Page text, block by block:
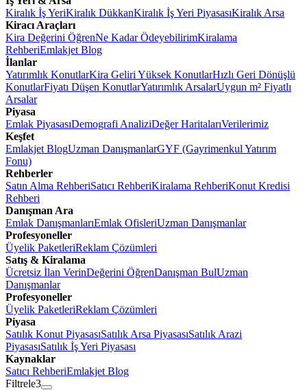
Kiralık İş YeriKiralık DükkanKiralık İş Yeri PiyasasıKiralık Arsa
Kiracı Araçları
Kira Değerini ÖğrenNe Kadar ÖdeyebilirimKiralama
RehberiEmlakjet Blog
İlanlar
Yatırımlık KonutlarKira Geliri Yüksek KonutlarHızlı Geri Dönüşlü
KonutlarFiyatı Düşen KonutlarYatırımlık ArsalarUygun m² Fiyatlı
Arsalar
Piyasa
Emlak PiyasasıDemografi AnaliziDeğer HaritalarıVerilerimiz
Keşfet
Emlakjet BlogUzman DanışmanlarGYF (Gayrimenkul Yatırım
Fonu)
Rehberler
Satın Alma RehberiSatıcı RehberiKiralama RehberiKonut Kredisi
Rehberi
Danışman Ara
Emlak DanışmanlarıEmlak OfisleriUzman Danışmanlar
Profesyoneller
Üyelik PaketleriReklam Çözümleri
Satış & Kiralama
Ücretsiz İlan VerinDeğerini ÖğrenDanışman BulUzman
Danışmanlar
Profesyoneller
Üyelik PaketleriReklam Çözümleri
Piyasa
Satılık Konut PiyasasıSatılık Arsa PiyasasıSatılık Arazi
PiyasasıSatılık İş Yeri Piyasası
Kaynaklar
Satıcı RehberiEmlakjet Blog
Filtrele3